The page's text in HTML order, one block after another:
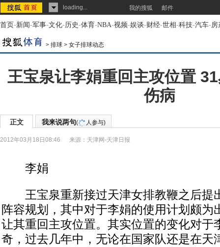
loading... 我的搜狐 邮件
首页-新闻-军事-文化-历史-体育-NBA-视频-娱谈-财经-世相-科技-汽车-房
> 排球 > 女子排球动态
王宝泉让李娟重回主攻位置
伤病
正文 我来说两句( 人参与)
2012年03月18日08:46 来源： 天津网-天津日报
李娟
王宝泉重新接过天津女排教鞭之后提
阵容规划，其中对于李娟的使用计划颇为
让其重回主攻位置。其实位置的变化对于
奇，过去几年中，无论在国家队还是在天